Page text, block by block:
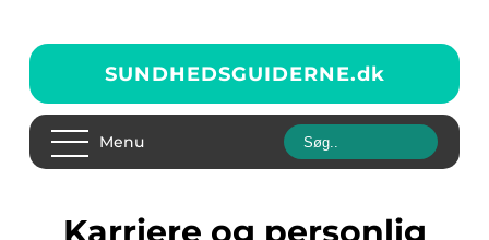
SUNDHEDSGUIDERNE.dk
Menu
Karriere og personlig